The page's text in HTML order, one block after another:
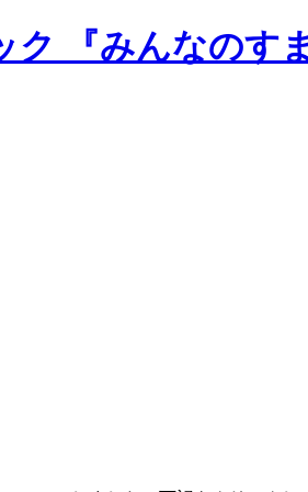
ク 『みんなのす